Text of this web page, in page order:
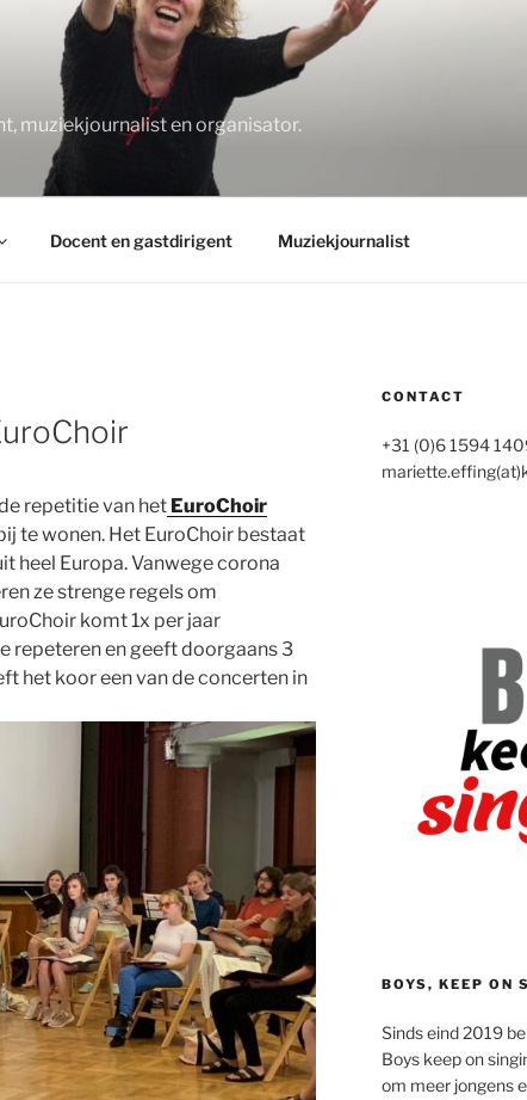
muziekjournalist en organisator.
Docent en gastdirigent Muziekjournalist
repetitie van het EuroChoir
te wonen. Het EuroChoir bestaat
heel Europa. Vanwege corona
ze strenge regels om
komt 1x per jaar
repeteren en geeft doorgaans 3
het koor een van de concerten in
CONTACT
+31 (0)6 1594
BOYS, KEEP ON
Sinds eind 2019
Boys keep on
om meer jongens